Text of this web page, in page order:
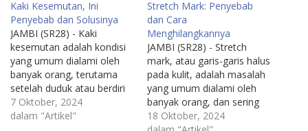
Kaki Kesemutan, Ini
Penyebab dan Solusinya
JAMBI (SR28) - Kaki
kesemutan adalah kondisi
yang umum dialami oleh
banyak orang, terutama
setelah duduk atau berdiri
dalam waktu yang lama.
Sensasi ini sering
7 Oktober, 2024
dalam "Artikel"
Stretch Mark: Penyebab
dan Cara
Menghilangkannya
JAMBI (SR28) - Stretch
mark, atau garis-garis halus
pada kulit, adalah masalah
yang umum dialami oleh
banyak orang, dan sering
kali muncul sebagai akibat
18 Oktober, 2024